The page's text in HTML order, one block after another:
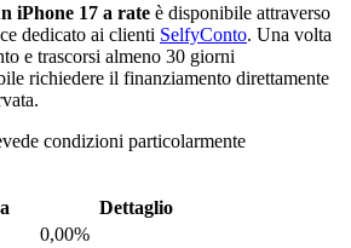
iPhone 17 a rate è disponibile attraverso
dedicato ai clienti SelfyConto. Una volta
e trascorsi almeno 30 giorni
richiedere il finanziamento direttamente
condizioni particolarmente
Dettaglio
0,00%